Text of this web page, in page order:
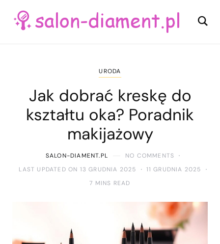
URODA
Jak dobrać kreskę do
kształtu oka? Poradnik
makijażowy
SALON-DIAMENT.PL
NO COMMENTS
LAST UPDATED ON 13 GRUDNIA 2025
11 GRUDNIA 2025
7 MINS READ